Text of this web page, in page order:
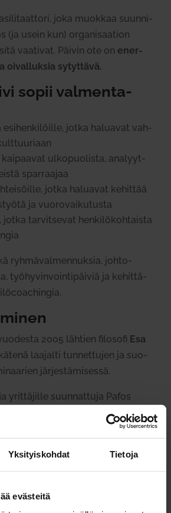
Yksityiskohdat Tietoja
evästeitä
joka muokkaa suun­ni­
(ja usein kun) orga­ni­saation
vaa­tivat. Päivin ote on ener­
oival­luksia sytyttävä.
sopii val­men­ta­
esi­hen­ki­löille, jotka haluavat vah­
kai­paavat ulko­puo­lista, ana­lyyt­
spar­raajaa
jotka haluavat kehittää
ja vuo­ro­vai­ku­tusta
jotka tar­vit­sevat hen­ki­lö­koh­taista
ryh­mä­val­men­nuksia, joh­to­
työ­hy­vin­voin­ti­päiviä ja kehit­tä­
2005 lähtien filosofi Esa
laa­jalti tun­net­tujen ja suo­
jär­jes­tä­mi­sessä.
yrit­tä­jille suun­nattuja Pafos
Intotalo Oy toteutti Esa
16 kertaa, koro­na­vuosiin
toteu­tetaan vuo­dessa 1–